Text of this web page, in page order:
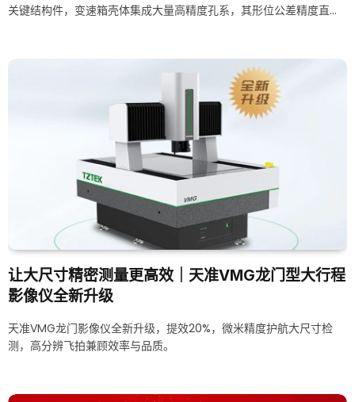
关键结构件，变速箱壳体集成大量高精度孔系，其形位公差精度直接
让大尺寸精密测量更高效｜天准VMG龙门型大行程
影像仪全新升级
天准VMG龙门影像仪全新升级，提效20%，微米精度护航大尺寸检
测，高分辨飞拍兼顾效率与品质。